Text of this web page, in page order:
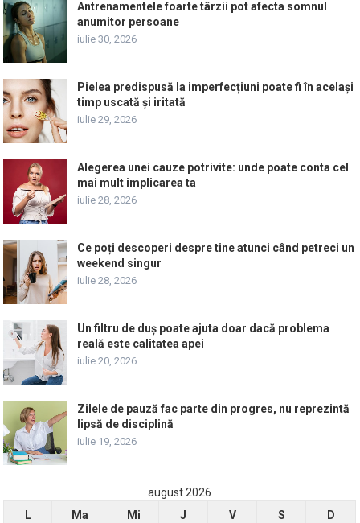
Antrenamentele foarte târzii pot afecta somnul
anumitor persoane
iulie 30, 2026
Pielea predispusă la imperfecțiuni poate fi în același
timp uscată și iritată
iulie 29, 2026
Alegerea unei cauze potrivite: unde poate conta cel
mai mult implicarea ta
iulie 28, 2026
Ce poți descoperi despre tine atunci când petreci un
weekend singur
iulie 28, 2026
Un filtru de duș poate ajuta doar dacă problema
reală este calitatea apei
iulie 20, 2026
Zilele de pauză fac parte din progres, nu reprezintă
lipsă de disciplină
iulie 19, 2026
august 2026
L
Ma Mi J V S D